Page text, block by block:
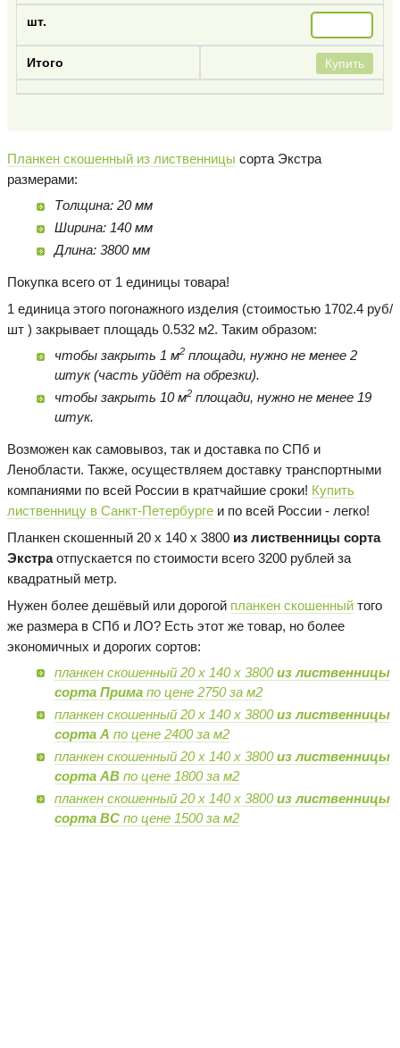
Купить
Планкен скошенный из лиственницы сорта Экстра
размерами:
Толщина: 20 мм
Ширина: 140 мм
Длина: 3800 мм
Покупка всего от 1 единицы товара!
1 единица этого погонажного изделия (стоимостью 1702.4 руб/
шт ) закрывает площадь 0.532 м2. Таким образом:
чтобы закрыть 1 м2площади, нужно не менее 2
штук (часть уйдёт на обрезки).
чтобы закрыть 10 м2площади, нужно не менее 19
штук.
Возможен как самовывоз, так и доставка по СПб и
Ленобласти. Также, осуществляем доставку транспортными
компаниями по всей России в кратчайшие сроки! Купить
лиственницу в Санкт-Петербурге и по всей России - легко!
Планкен скошенный 20 х 140 х 3800 из лиственницы сорта
Экстраотпускается по стоимости всего 3200 рублей за
квадратный метр.
Нужен более дешёвый или дорогой планкен скошенный того
же размера в СПб и ЛО? Есть этот же товар, но более
экономичных и дорогих сортов:
планкен скошенный 20 х 140 х 3800из лиственницы
сорта Примапо цене 2750 за м2
планкен скошенный 20 х 140 х 3800из лиственницы
сорта А по цене 2400 за м2
планкен скошенный 20 х 140 х 3800из лиственницы
сорта ABпо цене 1800 за м2
планкен скошенный 20 х 140 х 3800из лиственницы
сорта BCпо цене 1500 за м2